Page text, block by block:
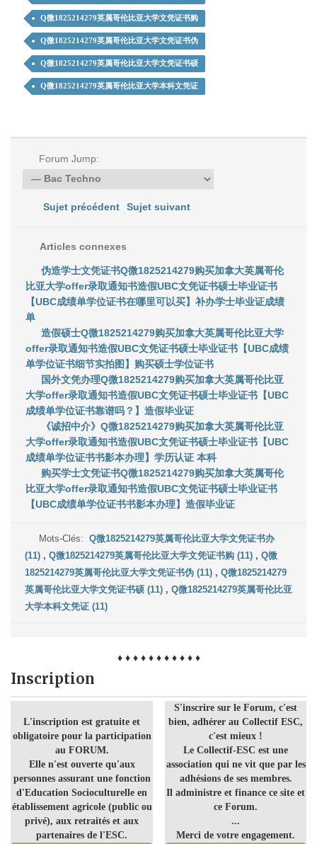
Q微1825214279英属哥伦比亚大学文凭证书购
Q微1825214279英属哥伦比亚大学文凭证书伪
Q微1825214279英属哥伦比亚大学文凭证书硕
Q微1825214279英属哥伦比亚大学本科文凭证
Forum Jump:
Sujet précédent Sujet suivant
Articles connexes
伪造学士文凭证书Q微1825214279购买加拿大英属哥伦
比亚大学offer录取通知书造假UBC文凭证书硕士毕业证书
【UBC成绩单学位证书在哪里可以买】补办学士毕业证成绩
单
造假硕士Q微1825214279购买加拿大英属哥伦比亚大学
offer录取通知书造假UBC文凭证书硕士毕业证书【UBC成绩
单学位证书细节实拍图】购买硕士学位证书
国外文凭办理Q微1825214279购买加拿大英属哥伦比亚
大学offer录取通知书造假UBC文凭证书硕士毕业证书【UBC
成绩单学位证书靠谱吗？】造假毕业证
《诚招中介》Q微1825214279购买加拿大英属哥伦比亚
大学offer录取通知书造假UBC文凭证书硕士毕业证书【UBC
成绩单学位证书书影本办理】学历认证 本科
购买学士文凭证书Q微1825214279购买加拿大英属哥伦
比亚大学offer录取通知书造假UBC文凭证书硕士毕业证书
【UBC成绩单学位证书书影本办理】造假毕业证
Mots-Clés:Q微1825214279英属哥伦比亚大学文凭证书办
(11) , Q微1825214279英属哥伦比亚大学文凭证书购 (11) , Q微
1825214279英属哥伦比亚大学文凭证书伪 (11) , Q微1825214279
英属哥伦比亚大学文凭证书硕 (11) , Q微1825214279英属哥伦比亚
大学本科文凭证 (11)
♦ ♦ ♦ ♦ ♦ ♦ ♦ ♦ ♦ ♦ ♦
Inscription
L'inscription est gratuite et
obligatoire pour la participation
au FORUM.
Elle n'est ouverte qu'aux
personnes assurant une fonction
d'Education Socioculturelle en
établissement agricole (public ou
privé), aux retraités et aux
partenaires de l'ESC.
S'inscrire sur le Forum, c'est
bien, adhérer au Collectif ESC,
c'est mieux !
Le Collectif-ESC est une
association qui ne vit que par les
adhésions de ses membres.
Il administre et finance ce site et
ce Forum.
...
Merci de votre engagement.